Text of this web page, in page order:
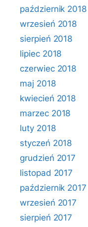
październik 2018
wrzesień 2018
sierpień 2018
lipiec 2018
czerwiec 2018
maj 2018
kwiecień 2018
marzec 2018
luty 2018
styczeń 2018
grudzień 2017
listopad 2017
październik 2017
wrzesień 2017
sierpień 2017